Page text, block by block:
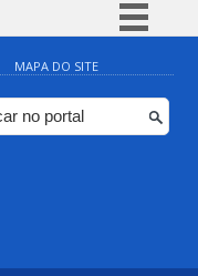
Simplifique!
Comunica BR
Participe
MAPA DO SITE